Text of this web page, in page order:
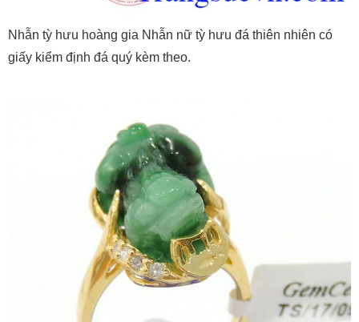
Nhẫn tỳ hưu hoàng gia Nhẫn nữ tỳ hưu đá thiên nhiên có
giấy kiểm định đá quý kèm theo.